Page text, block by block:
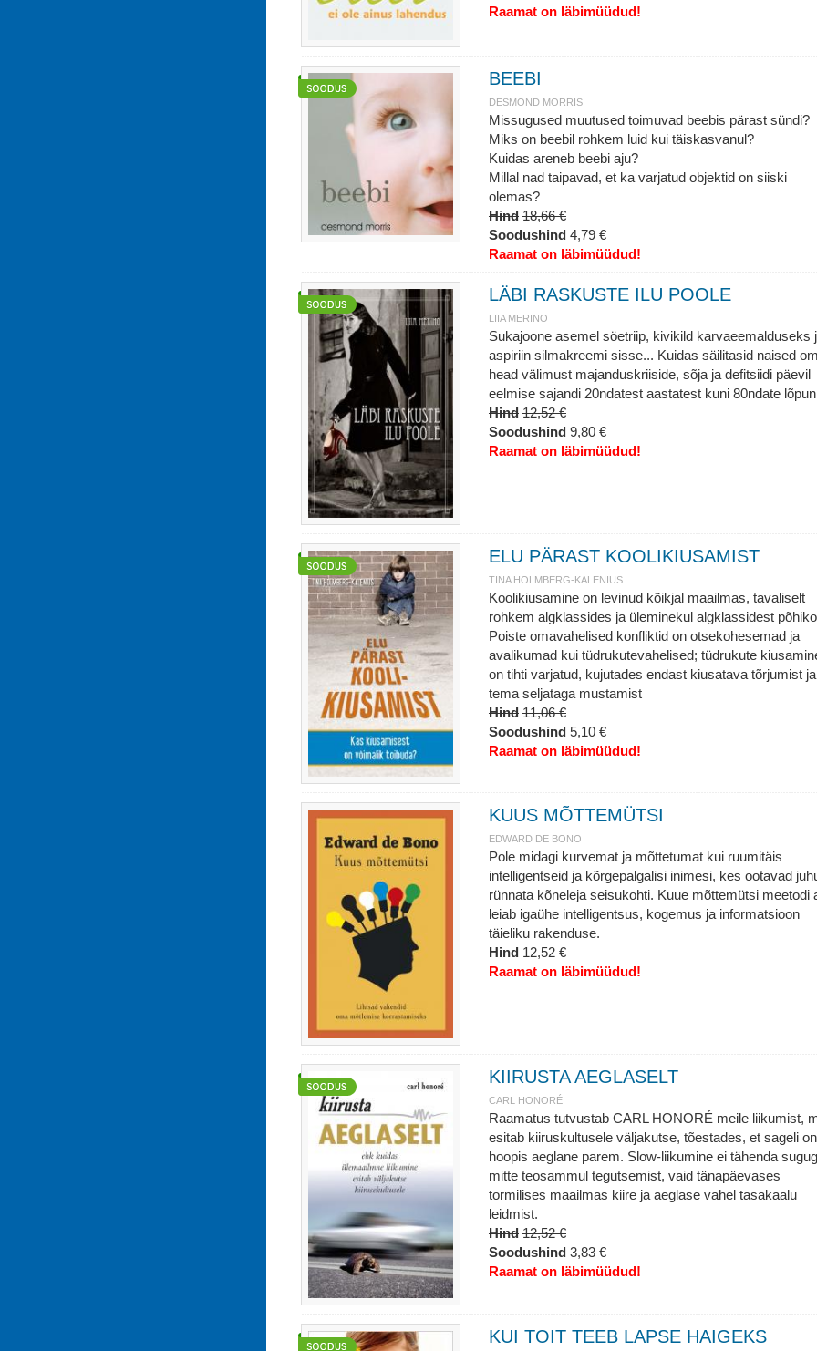
Raamat on läbimüüdud!
BEEBI
DESMOND MORRIS
Missugused muutused toimuvad beebis pärast sündi?
Miks on beebil rohkem luid kui täiskasvanul?
Kuidas areneb beebi aju?
Millal nad taipavad, et ka varjatud objektid on siiski
olemas?
Hind 18,66 €
Soodushind 4,79 €
Raamat on läbimüüdud!
LÄBI RASKUSTE ILU POOLE
LIIA MERINO
Sukajoone asemel söetriip, kivikild karvaeemalduseks
aspiriin silmakreemi sisse... Kuidas säilitasid naised
head välimust majanduskriiside, sõja ja defitsiidi päevil
eelmise sajandi 20ndatest aastatest kuni 80ndate
Hind 12,52 €
Soodushind 9,80 €
Raamat on läbimüüdud!
ELU PÄRAST KOOLIKIUSAMIST
TINA HOLMBERG-KALENIUS
Koolikiusamine on levinud kõikjal maailmas, tavaliselt
rohkem algklassides ja üleminekul algklassidest
Poiste omavahelised konfliktid on otsekohesemad ja
avalikumad kui tüdrukutevahelised; tüdrukute
on tihti varjatud, kujutades endast kiusatava tõrjumist ja
tema seljataga mustamist
Hind 11,06 €
Soodushind 5,10 €
Raamat on läbimüüdud!
KUUS MÕTTEMÜTSI
EDWARD DE BONO
Pole midagi kurvemat ja mõttetumat kui ruumitäis
intelligentseid ja kõrgepalgalisi inimesi, kes ootavad
rünnata kõneleja seisukohti. Kuue mõttemütsi meetodi
leiab igaühe intelligentsus, kogemus ja informatsioon
täieliku rakenduse.
Hind 12,52 €
Raamat on läbimüüdud!
KIIRUSTA AEGLASELT
CARL HONORÉ
Raamatus tutvustab CARL HONORÉ meile liikumist,
esitab kiiruskultusele väljakutse, tõestades, et sageli on
hoopis aeglane parem. Slow-liikumine ei tähenda
mitte teosammul tegutsemist, vaid tänapäevases
tormilises maailmas kiire ja aeglase vahel tasakaalu
leidmist.
Hind 12,52 €
Soodushind 3,83 €
Raamat on läbimüüdud!
KUI TOIT TEEB LAPSE HAIGEKS